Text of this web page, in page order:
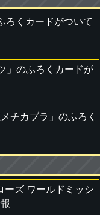
ろくカードがついて
」のふろくカードが
チカブラ」のふろく
ーズ ワールドミッシ